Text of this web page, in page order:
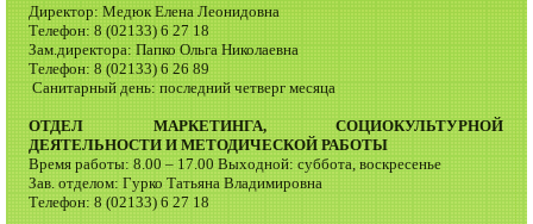
Директор: Медюк Елена Леонидовна
Телефон: 8 (02133) 6 27 18
Зам.директора: Папко Ольга Николаевна
Телефон: 8 (02133) 6 26 89
Санитарный день: последний четверг месяца
ОТДЕЛ МАРКЕТИНГА, СОЦИОКУЛЬТУРНОЙ
ДЕЯТЕЛЬНОСТИ И МЕТОДИЧЕСКОЙ РАБОТЫ
Время работы: 8.00 – 17.00 Выходной: суббота, воскресенье
Зав. отделом: Гурко Татьяна Владимировна
Телефон: 8 (02133) 6 27 18